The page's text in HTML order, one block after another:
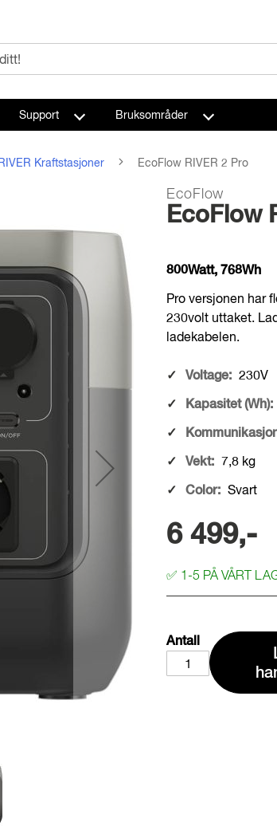
Support Bruksområder
Kraftstasjoner EcoFlow RIVER 2 Pro
EcoFlow
EcoFlow
800Watt, 768Wh
Pro versjonen har
230volt uttaket.
ladekabelen.
Voltage: 230V
Kapasitet (Wh):
Vekt: 7,8 kg
Color: Svart
6 499,-
✅ 1-5 PÅ VÅRT
Antall